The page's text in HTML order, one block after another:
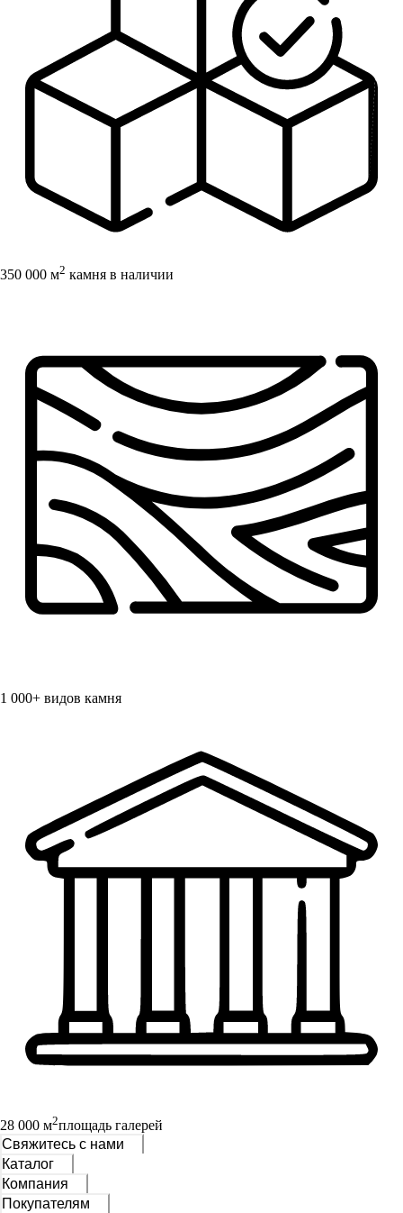
350 000 м2 камня в наличии
1 000+ видов камня
28 000 м2площадь галерей
Свяжитесь с нами
Каталог
Компания
Покупателям